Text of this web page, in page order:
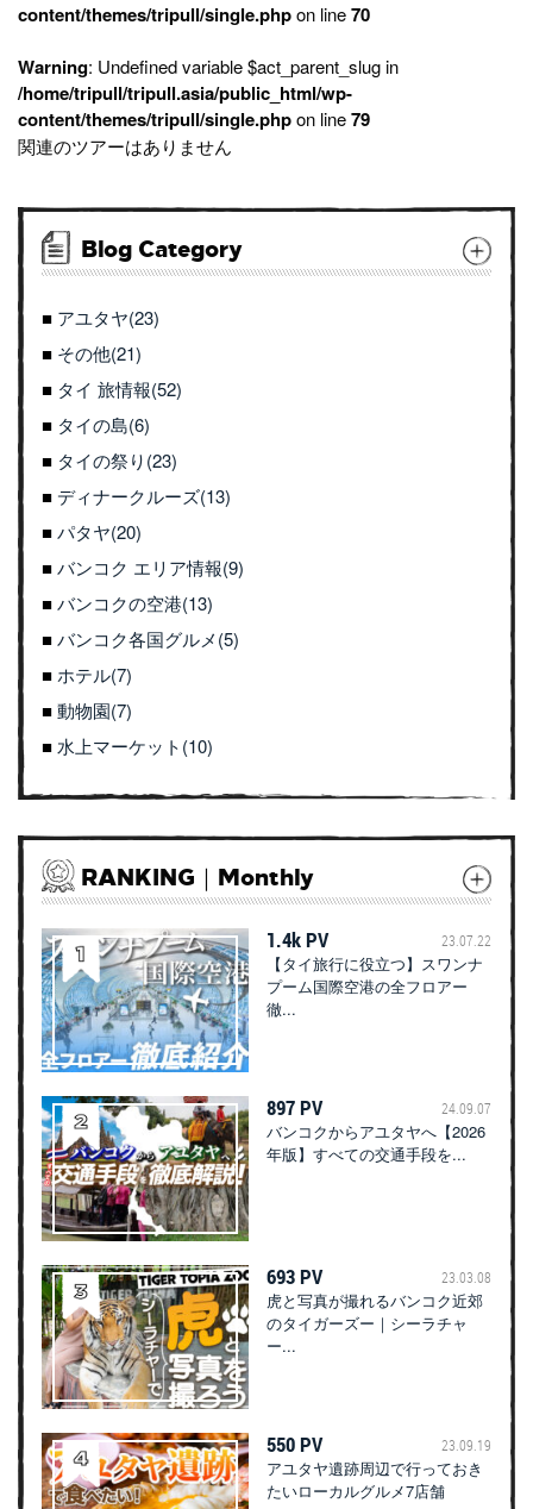
content/themes/tripull/single.phpon line70
Warning: Undefined variable $act_parent_slug in
/home/tripull/tripull.asia/public_html/wp-
content/themes/tripull/single.phpon line79
関連のツアーはありません
Blog Category
アユタヤ(23)
その他(21)
タイ 旅情報(52)
タイの島(6)
タイの祭り(23)
ディナークルーズ(13)
パタヤ(20)
バンコク エリア情報(9)
バンコクの空港(13)
バンコク各国グルメ(5)
ホテル(7)
動物園(7)
水上マーケット(10)
RANKING｜Monthly
1.4k PV 23.07.22
【タイ旅行に役立つ】スワンナ
プーム国際空港の全フロアー
徹...
897 PV 24.09.07
バンコクからアユタヤへ【2026
年版】すべての交通手段を...
693 PV 23.03.08
虎と写真が撮れるバンコク近郊
のタイガーズー｜シーラチャ
ー...
550 PV 23.09.19
アユタヤ遺跡周辺で行っておき
たいローカルグルメ7店舗